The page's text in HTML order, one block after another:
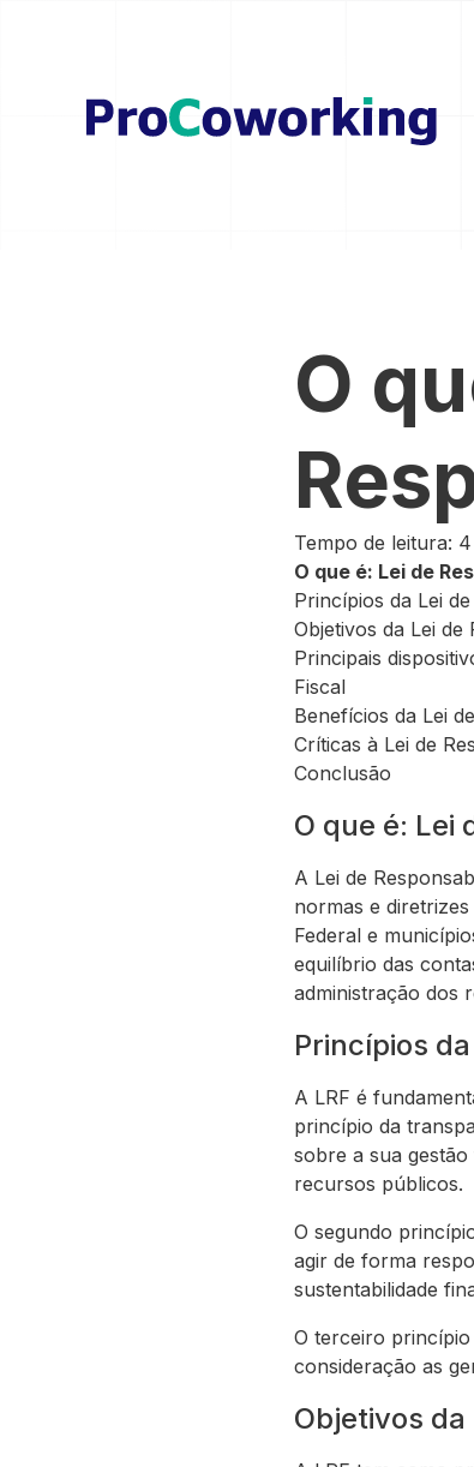
O
Tempo de leitura:
O que é: Lei de
Princípios da Lei
Objetivos da Lei de
Principais
Fiscal
Benefícios da Lei
Críticas à Lei de
Conclusão
O que é: Lei
A Lei de
normas e
Federal e
equilíbrio das
administração dos
Princípios
A LRF é
princípio da
sobre a sua
recursos públicos.
O segundo
agir de forma
sustentabilidade
O terceiro princípio
consideração as
Objetivos da